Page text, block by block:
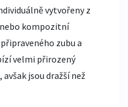
vytvořeny z
kompozitní
zubu a
velmi přirozený
jsou dražší než